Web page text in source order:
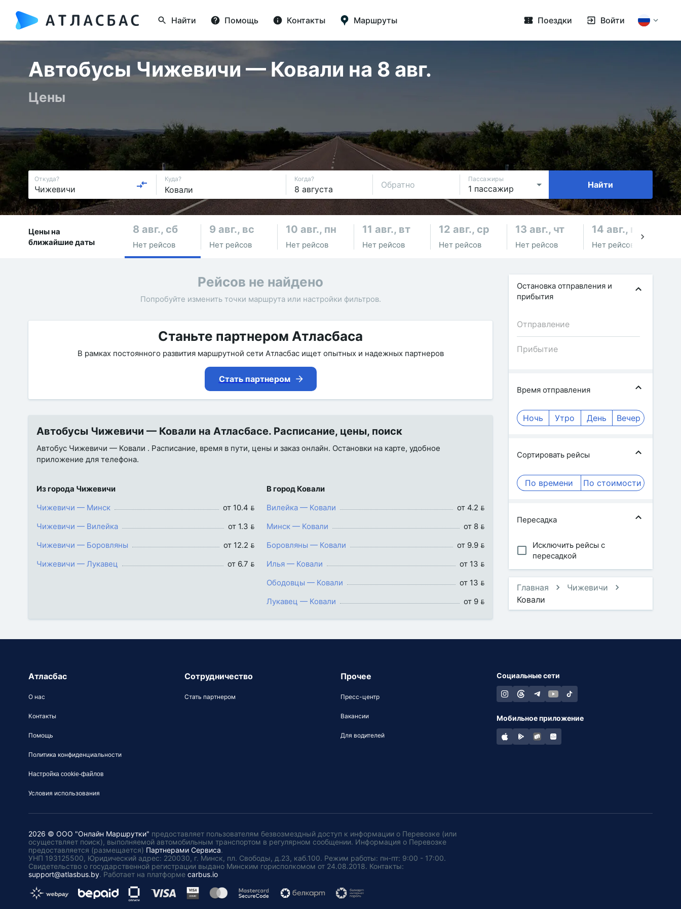
Найти Помощь Контакты Маршруты Поездки Войти
Автобусы Чижевичи — Ковали на 8 авг.
Цены
Откуда? Куда? Когда?
Обратно
Пассажиры
Найти
Цены на
ближайшие даты
8 авг., сб
Нет рейсов
9 авг., вс
Нет рейсов
10 авг., пн
Нет рейсов
11 авг., вт
Нет рейсов
12 авг., ср
Нет рейсов
13 авг., чт
Нет рейсов
14 авг., пт
Нет рейсов
Рейсов не найдено
Попробуйте изменить точки маршрута или настройки фильтров.
Станьте партнером Атласбаса
В рамках постоянного развития маршрутной сети Атласбас ищет опытных и надежных партнеров
Стать партнером
Автобусы Чижевичи — Ковали на Атласбасе. Расписание, цены, поиск
Автобус Чижевичи — Ковали . Расписание, время в пути, цены и заказ онлайн. Остановки на карте, удобное
приложение для телефона.
Из города Чижевичи
Чижевичи — Минск
от 10.4 
Чижевичи — Вилейка
от 1.3 
Чижевичи — Боровляны
от 12.2 
Чижевичи — Лукавец
от 6.7 
В город Ковали
Вилейка — Ковали
от 4.2 
Минск — Ковали
от 8 
Боровляны — Ковали
от 9.9 
Илья — Ковали
от 13 
Ободовцы — Ковали
от 13 
Лукавец — Ковали
от 9 
Остановка отправления и
прибытия
Время отправления
Ночь Утро День Вечер
Сортировать рейсы
По времени По стоимости
Пересадка
Исключить рейсы с
пересадкой
Главная
Чижевичи
Ковали
Атласбас
О нас
Контакты
Помощь
Политика конфиденциальности
Настройка cookie-файлов
Условия использования
Сотрудничество
Стать партнером
Прочее
Пресс-центр
Вакансии
Для водителей
Социальные сети
Мобильное приложение
2026 © ООО "Онлайн Маршрутки" предоставляет пользователям безвозмездный доступ к информации о Перевозке (или
осуществляет поиск), выполняемой автомобильным транспортом в регулярном сообщении. Информация о Перевозке
предоставляется (размещается) Партнерами Сервиса.
УНП 193125500, Юридический адрес: 220030, г. Минск, пл. Свободы, д.23, каб.100. Режим работы: пн-пт: 9:00 - 17:00.
Свидетельство о государственной регистрации выдано Минским горисполкомом от 24.08.2018. Контакты:
support@atlasbus.by. Работает на платформе carbus.io